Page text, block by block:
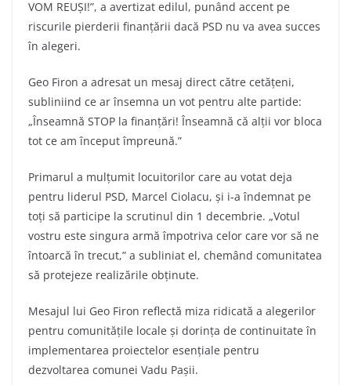
VOM REUȘI!”, a avertizat edilul, punând accent pe
riscurile pierderii finanțării dacă PSD nu va avea succes
în alegeri.
Geo Firon a adresat un mesaj direct către cetățeni,
subliniind ce ar însemna un vot pentru alte partide:
„Înseamnă STOP la finanțări! Înseamnă că alții vor bloca
tot ce am început împreună.”
Primarul a mulțumit locuitorilor care au votat deja
pentru liderul PSD, Marcel Ciolacu, și i-a îndemnat pe
toți să participe la scrutinul din 1 decembrie. „Votul
vostru este singura armă împotriva celor care vor să ne
întoarcă în trecut,” a subliniat el, chemând comunitatea
să protejeze realizările obținute.
Mesajul lui Geo Firon reflectă miza ridicată a alegerilor
pentru comunitățile locale și dorința de continuitate în
implementarea proiectelor esențiale pentru
dezvoltarea comunei Vadu Pașii.